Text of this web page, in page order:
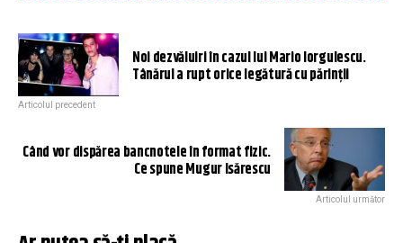
Noi dezvăluiri în cazul lui Mario Iorgulescu.
Tânărul a rupt orice legătură cu părinţii
Articolul precedent
Când vor dispărea bancnotele în format fizic.
Ce spune Mugur Isărescu
Articolul următor